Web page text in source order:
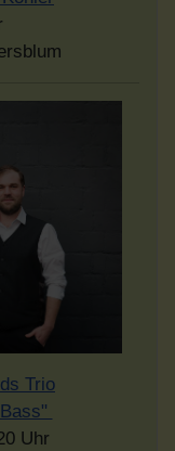
Trio
Uhr